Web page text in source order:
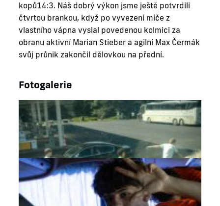
kopů14:3. Náš dobrý výkon jsme ještě potvrdili
čtvrtou brankou, když po vyvezení míče z
vlastního vápna vyslal povedenou kolmici za
obranu aktivní Marian Stieber a agilní Max Čermák
svůj průnik zakončil dělovkou na přední.
Fotogalerie